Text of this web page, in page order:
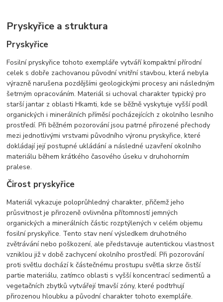
Pryskyřice a struktura
Pryskyřice
Fosilní pryskyřice tohoto exempláře vytváří kompaktní přírodní
celek s dobře zachovanou původní vnitřní stavbou, která nebyla
výrazně narušena pozdějšími geologickými procesy ani následným
šetrným opracováním. Materiál si uchoval charakter typický pro
starší jantar z oblasti Hkamti, kde se běžně vyskytuje vyšší podíl
organických i minerálních příměsí pocházejících z okolního lesního
prostředí. Při běžném pozorování jsou patrné přirozené přechody
mezi jednotlivými vrstvami původního výronu pryskyřice, které
dokládají její postupné ukládání a následné uzavření okolního
materiálu během krátkého časového úseku v druhohorním
pralese.
Čirost pryskyřice
Materiál vykazuje poloprůhledný charakter, přičemž jeho
průsvitnost je přirozeně ovlivněna přítomností jemných
organických a minerálních částic rozptýlených v celém objemu
fosilní pryskyřice. Tento stav není výsledkem druhotného
zvětrávání nebo poškození, ale představuje autentickou vlastnost
vzniklou již v době zachycení okolního prostředí. Při pozorování
proti světlu dochází k částečnému prostupu světla skrze čistší
partie materiálu, zatímco oblasti s vyšší koncentrací sedimentů a
vegetačních zbytků vytvářejí tmavší zóny, které podtrhují
přirozenou hloubku a původní charakter tohoto exempláře.